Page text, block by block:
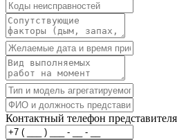
Контактный телефон